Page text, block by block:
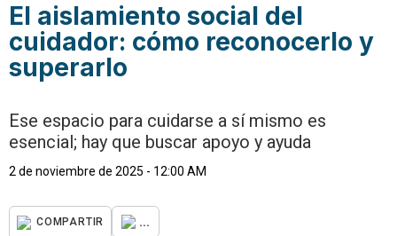
El aislamiento social del
cuidador: cómo reconocerlo y
superarlo
Ese espacio para cuidarse a sí mismo es
esencial; hay que buscar apoyo y ayuda
2 de noviembre de 2025 - 12:00 AM
COMPARTIR ...